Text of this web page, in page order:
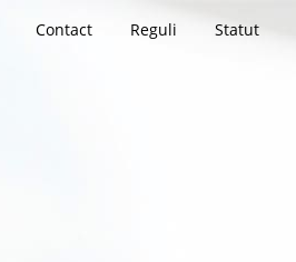
Contact Reguli Statut